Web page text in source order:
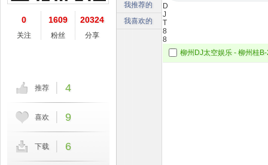
我推荐的
我喜欢的
D
J
T
8
8
0
关注
1609
粉丝
20324
分享
推荐 4
喜欢 9
下载 6